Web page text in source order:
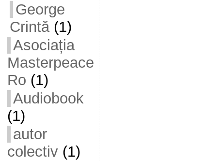
George
Crintă(1)
Asociația
Masterpeace
Ro (1)
Audiobook
(1)
autor
colectiv(1)